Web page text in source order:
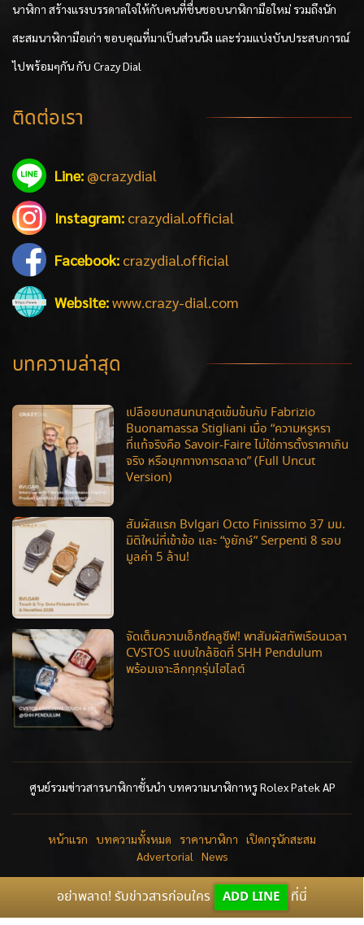
นาฬิกา สร้างแรงบรรดาลใจให้กับคนที่ชื่นชอบนาฬิกามือใหม่ รวมถึงนัก
สะสมนาฬิกามือเก่า ขอบคุณที่มาเป็นส่วนนึง และร่วมแบ่งบันประสบการณ์
ไปพร้อมๆกัน กับ Crazy Dial
ติดต่อเรา
Line: @crazydial
Instagram: crazydial.official
Facebook: crazydial.official
Website:www.crazy-dial.com
บทความล่าสุด
เปลือยบทสนทนาสุดเข้มข้นกับ Fabrizio
Buonamassa Stigliani เมื่อ “ความหรูหรา
ที่แท้จริงคือ Savoir-Faire ไม่ใช่การตั้งราคาเกิน
จริง หรือมุกทางการตลาด” (Full Uncut
Version)
สัมผัสแรก Bvlgari Octo Finissimo 37 มม.
มิติใหม่ที่เข้าข้อ และ “งูยักษ์” Serpenti 8 รอบ
มูลค่า 5 ล้าน!
จัดเต็มความเอ็กซ์คลูซีฟ! พาสัมผัสทัพเรือนเวลา
CVSTOS แบบใกล้ชิดที่ SHH Pendulum
พร้อมเจาะลึกทุกรุ่นไฮไลต์
ศูนย์รวมข่าวสารนาฬิกาชั้นนำ บทความนาฬิกาหรู Rolex Patek AP
หน้าแรก บทความทั้งหมด ราคานาฬิกา
เปิดกรุนักสะสม
Advertorial
News
อย่าพลาด! รับข่าวสารก่อนใคร ADD LINE ที่นี่